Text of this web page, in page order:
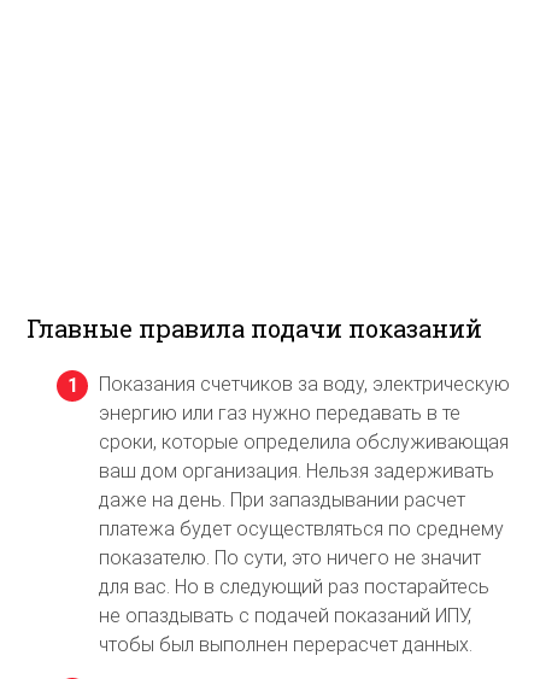
Главные правила подачи показаний
Показания счетчиков за воду, электрическую
энергию или газ нужно передавать в те
сроки, которые определила обслуживающая
ваш дом организация. Нельзя задерживать
даже на день. При запаздывании расчет
платежа будет осуществляться по среднему
показателю. По сути, это ничего не значит
для вас. Но в следующий раз постарайтесь
не опаздывать с подачей показаний ИПУ,
чтобы был выполнен перерасчет данных.